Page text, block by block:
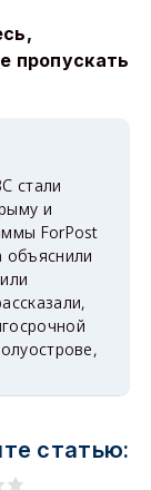
пропускать
стали
и
ForPost
объяснили
статью: